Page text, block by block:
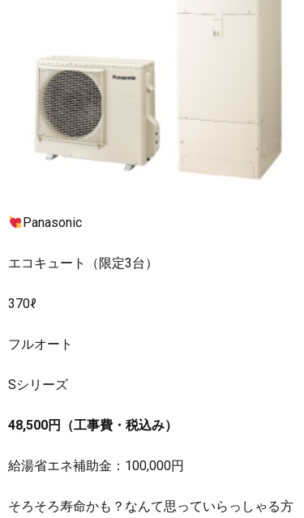
Panasonic
エコキュート（限定3台）
370ℓ
フルオート
Sシリーズ
48,500円（工事費・税込み）
給湯省エネ補助金：100,000円
そろそろ寿命かも？なんて思っていらっしゃる方